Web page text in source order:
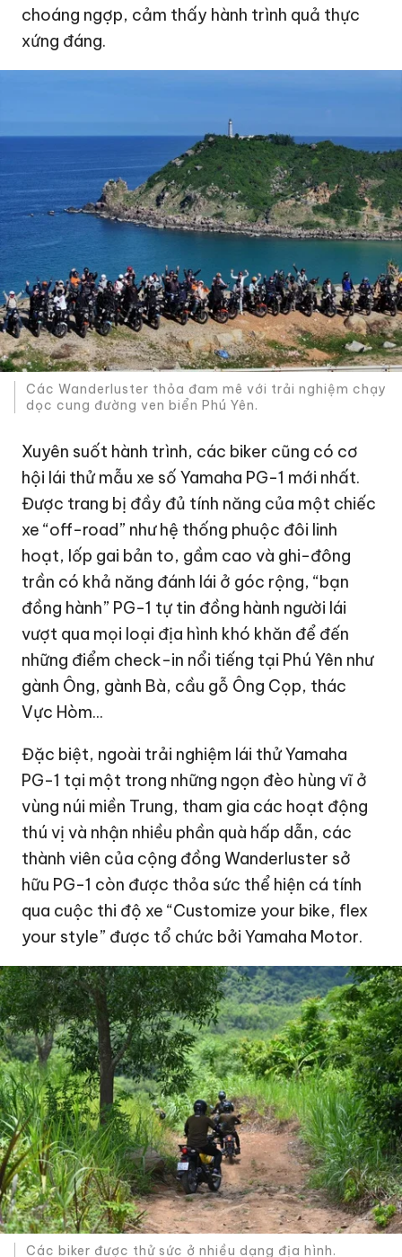
choáng ngợp, cảm thấy hành trình quả thực
xứng đáng.
Các Wanderluster thỏa đam mê với trải nghiệm chạy
dọc cung đường ven biển Phú Yên.
Xuyên suốt hành trình, các biker cũng có cơ
hội lái thử mẫu xe số Yamaha PG-1 mới nhất.
Được trang bị đầy đủ tính năng của một chiếc
xe “off-road” như hệ thống phuộc đôi linh
hoạt, lốp gai bản to, gầm cao và ghi-đông
trần có khả năng đánh lái ở góc rộng, “bạn
đồng hành” PG-1 tự tin đồng hành người lái
vượt qua mọi loại địa hình khó khăn để đến
những điểm check-in nổi tiếng tại Phú Yên như
gành Ông, gành Bà, cầu gỗ Ông Cọp, thác
Vực Hòm...
Đặc biệt, ngoài trải nghiệm lái thử Yamaha
PG-1 tại một trong những ngọn đèo hùng vĩ ở
vùng núi miền Trung, tham gia các hoạt động
thú vị và nhận nhiều phần quà hấp dẫn, các
thành viên của cộng đồng Wanderluster sở
hữu PG-1 còn được thỏa sức thể hiện cá tính
qua cuộc thi độ xe “Customize your bike, flex
your style” được tổ chức bởi Yamaha Motor.
Các biker được thử sức ở nhiều dạng địa hình.